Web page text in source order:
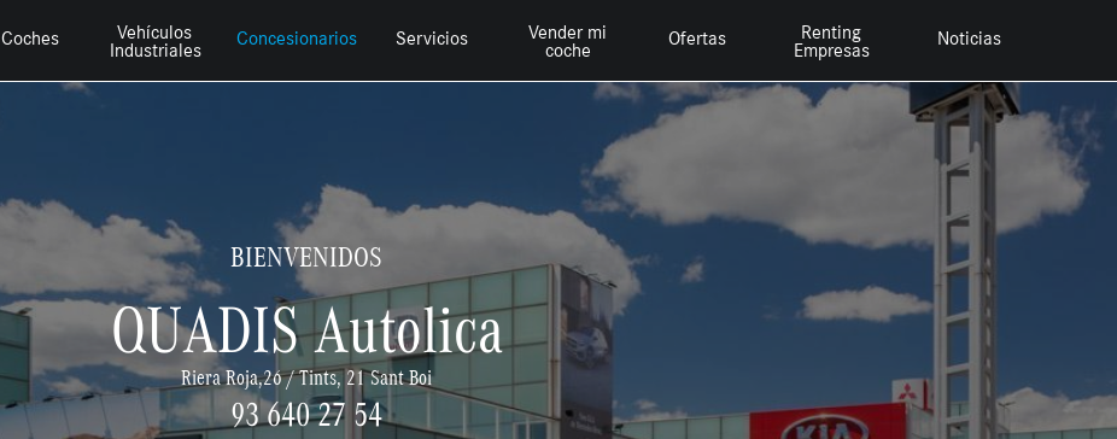
Coches Vehículos
Industriales
Concesionarios Servicios Vender mi
coche
Ofertas Renting
Empresas
Noticias
BIENVENIDOS
QUADIS Autolica
Riera Roja,26 / Tints, 21 Sant Boi
93 640 27 54